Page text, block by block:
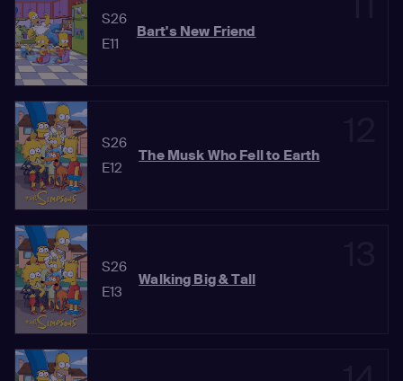
S26
E11
Bart's New Friend
S26
E12
The Musk Who Fell to Earth
S26
E13
Walking Big & Tall